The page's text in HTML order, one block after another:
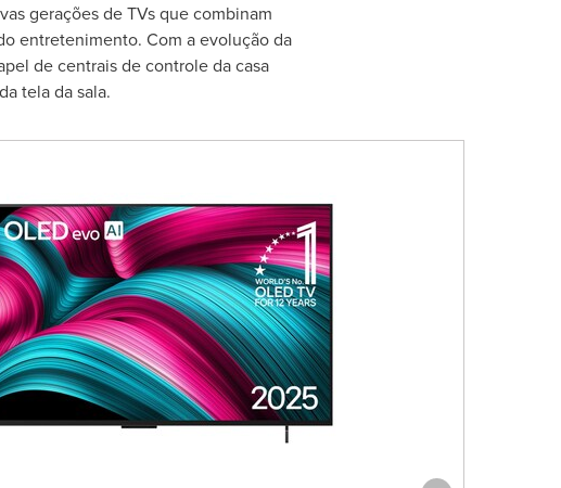
gerações de TVs que combinam
entretenimento. Com a evolução da
de centrais de controle da casa
tela da sala.